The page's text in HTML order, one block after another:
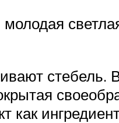
стебель. В
как